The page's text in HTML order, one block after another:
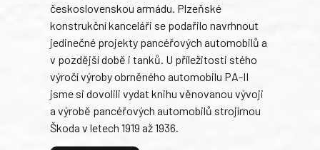
československou armádu. Plzeňské
konstrukční kanceláři se podařilo navrhnout
jedinečné projekty pancéřových automobilů a
v pozdější době i tanků. U příležitosti stého
výročí výroby obrněného automobilu PA-II
jsme si dovolili vydat knihu věnovanou vývoji
a výrobě pancéřových automobilů strojírnou
Škoda v letech 1919 až 1936.